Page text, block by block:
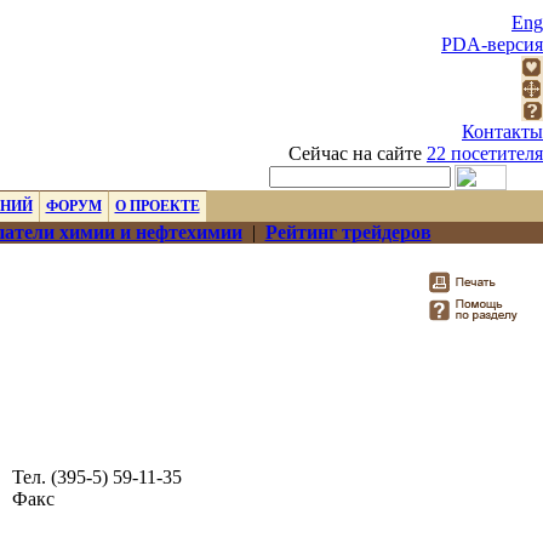
Eng
PDA-версия
Контакты
Сейчас на сайте 22 посетителя
ФОРУМ О ПРОЕКТЕ
химии и нефтехимии| Рейтинг трейдеров
Тел. (395-5) 59-11-35
Факс